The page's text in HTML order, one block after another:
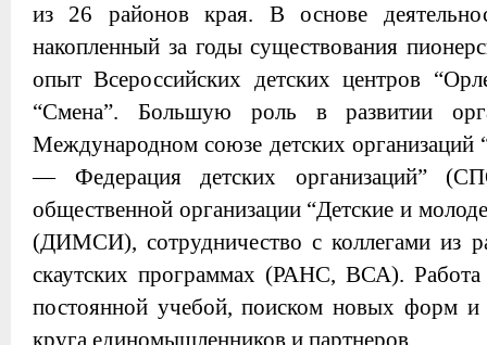
из 26 районов края. В основе
накопленный за годы существования
опыт Всероссийских детских центров
“Смена”. Большую роль в развитии
Международном союзе детских организаций
— Федерация детских организаций”
общественной организации “Детские и
(ДИМСИ), сотрудничество с коллегами из
скаутских программах (РАНС, ВСА).
постоянной учебой, поиском новых форм и
круга единомышленников и партнеров.